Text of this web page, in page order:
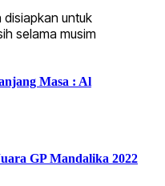
disiapkan untuk
selama musim
Masa : Al
GP Mandalika 2022